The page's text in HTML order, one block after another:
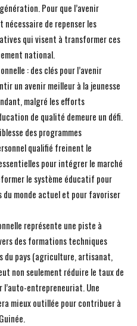
Pour que l’avenir
nécessaire de repenser les
qui visent à transformer ces
national.
: des clés pour l’avenir
un avenir meilleur à la jeunesse
malgré les efforts
de qualité demeure un défi.
des programmes
qualifié freinent le
pour intégrer le marché
le système éducatif pour
du monde actuel et pour favoriser
représente une piste à
des formations techniques
du pays (agriculture, artisanat,
non seulement réduire le taux de
l’auto-entrepreneuriat. Une
mieux outillée pour contribuer à